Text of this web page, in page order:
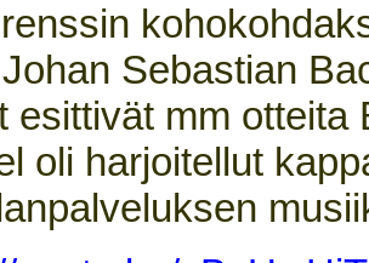
Sebastian
esittivät mm otteita
oli harjoitellut